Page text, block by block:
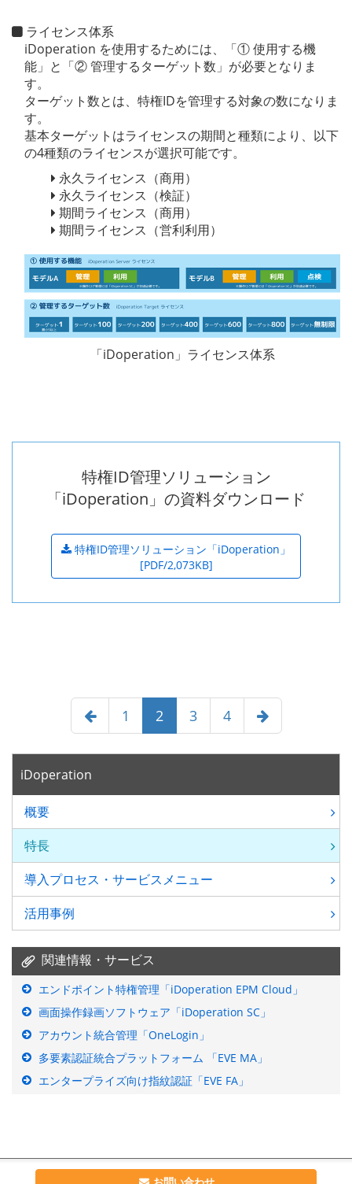
ライセンス体系
iDoperation を使用するためには、「① 使用する機
能」と「② 管理するターゲット数」が必要となりま
す。
ターゲット数とは、特権IDを管理する対象の数になりま
す。
基本ターゲットはライセンスの期間と種類により、以下
の4種類のライセンスが選択可能です。
永久ライセンス（商用）
永久ライセンス（検証）
期間ライセンス（商用）
期間ライセンス（営利利用）
「iDoperation」ライセンス体系
特権ID管理ソリューション
「iDoperation」 の資料ダウンロード
特権ID管理ソリューション 「iDoperation」
[PDF/2,073KB]
1 2 3 4
iDoperation
概要
特長
導入プロセス・ サービスメニュー
活用事例
関連情報・サービス
エンドポイント特権管理「iDoperation EPM Cloud」
画面操作録画ソフトウェア「iDoperation SC」
アカウント統合管理「OneLogin」
多要素認証統合プラットフォーム 「EVE MA」
エンタープライズ向け指紋認証「EVE FA」